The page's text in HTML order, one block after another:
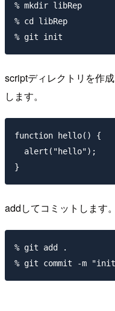
% mkdir libRep
% cd libRep
scriptディレクトリを作
します。
function hello() {
  alert("hello");
addしてコミットします。
% git add .